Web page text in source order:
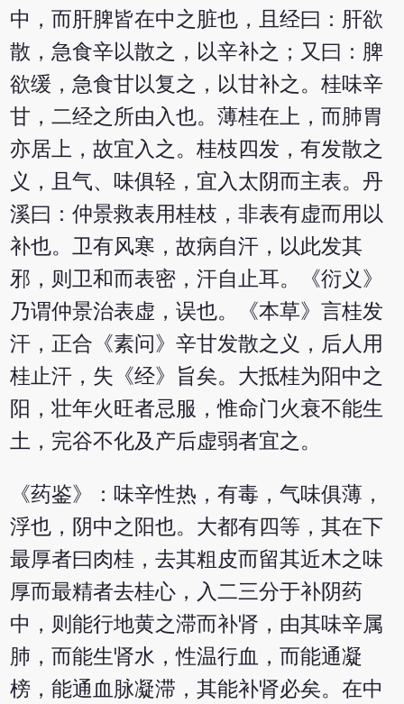
中，而肝脾皆在中之脏也，且经曰：肝欲
散，急食辛以散之，以辛补之；又曰：脾
欲缓，急食甘以复之，以甘补之。桂味辛
甘，二经之所由入也。薄桂在上，而肺胃
亦居上，故宜入之。桂枝四发，有发散之
义，且气、味俱轻，宜入太阴而主表。丹
溪曰：仲景救表用桂枝，非表有虚而用以
补也。卫有风寒，故病自汗，以此发其
邪，则卫和而表密，汗自止耳。《衍义》
乃谓仲景治表虚，误也。《本草》言桂发
汗，正合《素问》辛甘发散之义，后人用
桂止汗，失《经》旨矣。大抵桂为阳中之
阳，壮年火旺者忌服，惟命门火衰不能生
土，完谷不化及产后虚弱者宜之。
《药鉴》：味辛性热，有毒，气味俱薄，
浮也，阴中之阳也。大都有四等，其在下
最厚者曰肉桂，去其粗皮而留其近木之味
厚而最精者去桂心，入二三分于补阴药
中，则能行地黄之滞而补肾，由其味辛属
肺，而能生肾水，性温行血，而能通凝
榜，能通血脉凝滞，其能补肾必矣。在中